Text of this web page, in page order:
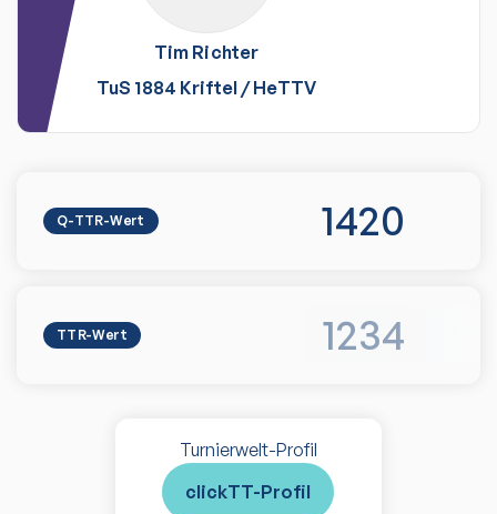
Tim Richter
TuS 1884 Kriftel /HeTTV
Q-TTR-Wert 1420
TTR-Wert 1234
Turnierwelt-Profil
clickTT-Profil